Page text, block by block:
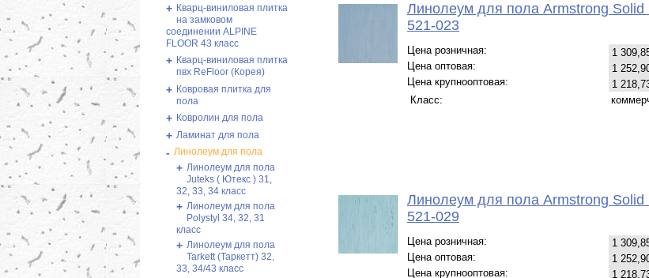
+ Кварц-виниловая плитка
на замковом
соединении ALPINE
FLOOR 43 класс
+ Кварц-виниловая плитка
пвх ReFloor (Корея)
+ Ковровая плитка для
пола
+ Ковролин для пола
+ Ламинат для пола
- Линолеум для пола
+ Линолеум для пола
Juteks ( Ютекс ) 31,
32, 33, 34 класс
+ Линолеум для пола
Polystyl 34, 32, 31
класс
+ Линолеум для пола
Tarkett (Таркетт) 32,
33, 34/43 класс
Линолеум для пола Armstrong Solid
521-023
Цена розничная:
1
Цена оптовая:
1
Цена крупнооптовая:
1
Класс:
Линолеум для пола Armstrong Solid
521-029
Цена розничная:
1
Цена оптовая:
1
Цена крупнооптовая:
1